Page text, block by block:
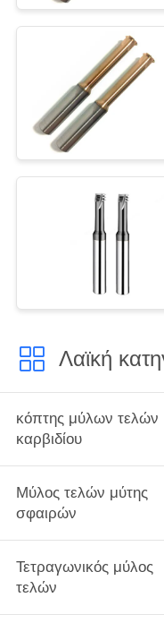
Λαϊκή
κόπτης μύλων τελών
καρβιδίου
Μύλος τελών μύτης
σφαιρών
Τετραγωνικός μύλος
τελών